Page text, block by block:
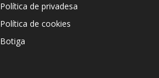
Política de privadesa
Política de cookies
Botiga